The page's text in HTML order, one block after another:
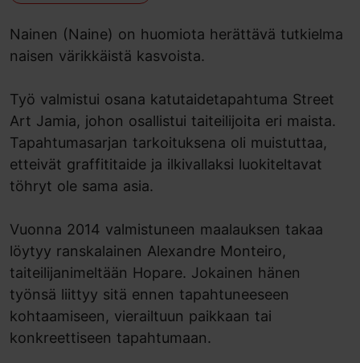
Nainen (Naine) on huomiota herättävä tutkielma
naisen värikkäistä kasvoista.
Työ valmistui osana katutaidetapahtuma Street
Art Jamia, johon osallistui taiteilijoita eri maista.
Tapahtumasarjan tarkoituksena oli muistuttaa,
etteivät graffititaide ja ilkivallaksi luokiteltavat
töhryt ole sama asia.
Vuonna 2014 valmistuneen maalauksen takaa
löytyy ranskalainen Alexandre Monteiro,
taiteilijanimeltään Hopare. Jokainen hänen
työnsä liittyy sitä ennen tapahtuneeseen
kohtaamiseen, vierailtuun paikkaan tai
konkreettiseen tapahtumaan.